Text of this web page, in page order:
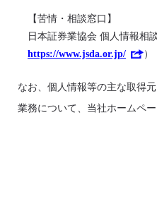
【苦情・相談窓口】
日本証券業協会 個人情報相
https://www.jsda.or.jp/
）
なお、個人情報等の主な取得
業務について、当社ホームペ